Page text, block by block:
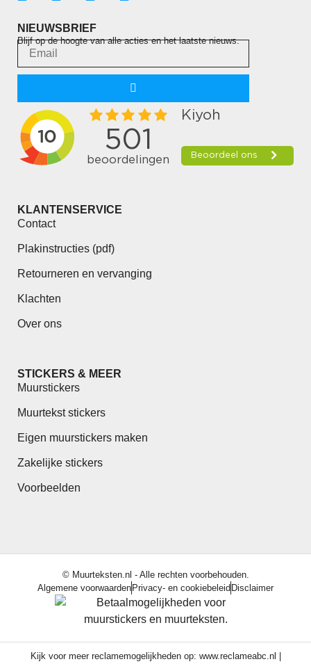
NIEUWSBRIEF
Blijf op de hoogte van alle acties en het laatste nieuws.
KLANTENSERVICE
Contact
Plakinstructies (pdf)
Retourneren en vervanging
Klachten
Over ons
STICKERS & MEER
Muurstickers
Muurtekst stickers
Eigen muurstickers maken
Zakelijke stickers
Voorbeelden
© Muurteksten.nl - Alle rechten voorbehouden.
Algemene voorwaarden Privacy- en cookiebeleid Disclaimer
Kijk voor meer reclamemogelijkheden op: www.reclameabc.nl